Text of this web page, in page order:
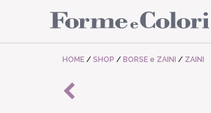
HOME / SHOP / BORSE e ZAINI / ZAINI